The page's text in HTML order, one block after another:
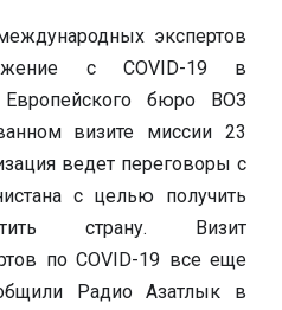
экспертов
с COVID-19 в
Европейского бюро ВОЗ
визите миссии 23
ведет переговоры с
с целью получить
страну. Визит
по COVID-19 все еще
Радио Азатлык в